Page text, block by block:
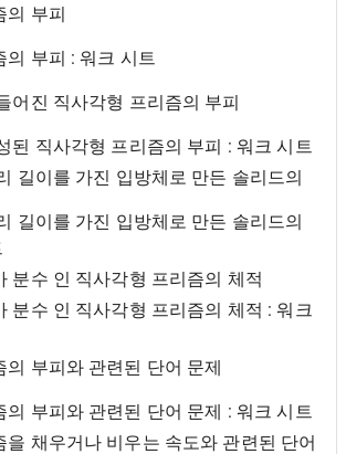
의 부피
의 부피 : 워크 시트
어진 직사각형 프리즘의 부피
된 직사각형 프리즘의 부피 : 워크 시트
길이를 가진 입방체로 만든 솔리드의
길이를 가진 입방체로 만든 솔리드의
분수 인 직사각형 프리즘의 체적
분수 인 직사각형 프리즘의 체적 : 워크
의 부피와 관련된 단어 문제
의 부피와 관련된 단어 문제 : 워크 시트
을 채우거나 비우는 속도와 관련된 단어